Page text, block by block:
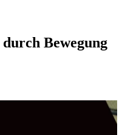
Bewegung